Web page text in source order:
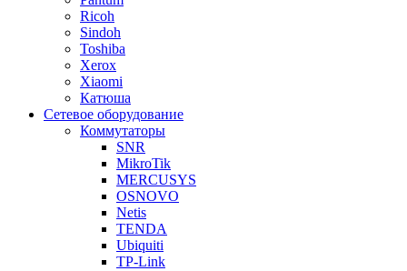
Ricoh
Sindoh
Toshiba
Xerox
Xiaomi
Катюша
Сетевое оборудование
Коммутаторы
SNR
MikroTik
MERCUSYS
OSNOVO
Netis
TENDA
Ubiquiti
TP-Link